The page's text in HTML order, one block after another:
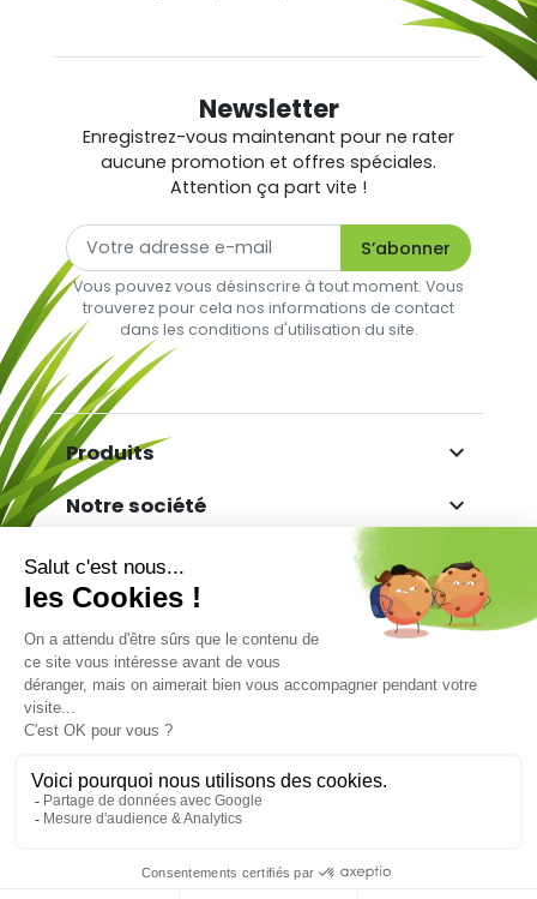
Newsletter
Enregistrez-vous maintenant pour ne rater
aucune promotion et offres spéciales.
Attention ça part vite !
Vous pouvez vous désinscrire à tout moment. Vous
trouverez pour cela nos informations de contact
dans les conditions d'utilisation du site.
Produits 
Notre société 
Votre compte 
Informations 
Marchand approuvé par la Société des Avis
Garantis,cliquez ici pour vérifier.
Facebook
Copyright© TGS - The Gazon Synthétique. Tous